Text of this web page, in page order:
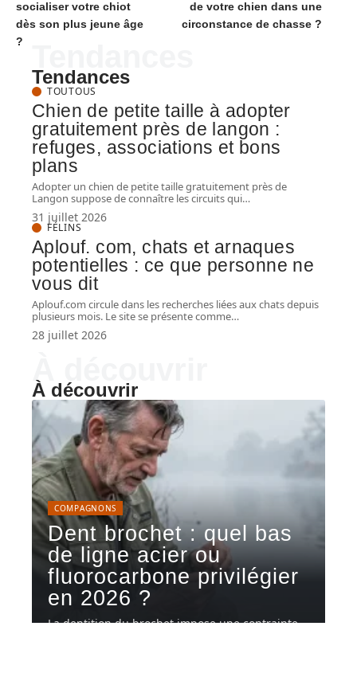
socialiser votre chiot
dès son plus jeune âge
?
de votre chien dans une
circonstance de chasse ?
Tendances
TOUTOUS
Chien de petite taille à adopter
gratuitement près de langon :
refuges, associations et bons
plans
Adopter un chien de petite taille gratuitement près de
Langon suppose de connaître les circuits qui…
31 juillet 2026
FÉLINS
Aplouf. com, chats et arnaques
potentielles : ce que personne ne
vous dit
Aplouf.com circule dans les recherches liées aux chats depuis
plusieurs mois. Le site se présente comme…
28 juillet 2026
À découvrir
COMPAGNONS
Dent brochet : quel bas
de ligne acier ou
fluorocarbone privilégier
en 2026 ?
La dentition du brochet impose une contrainte